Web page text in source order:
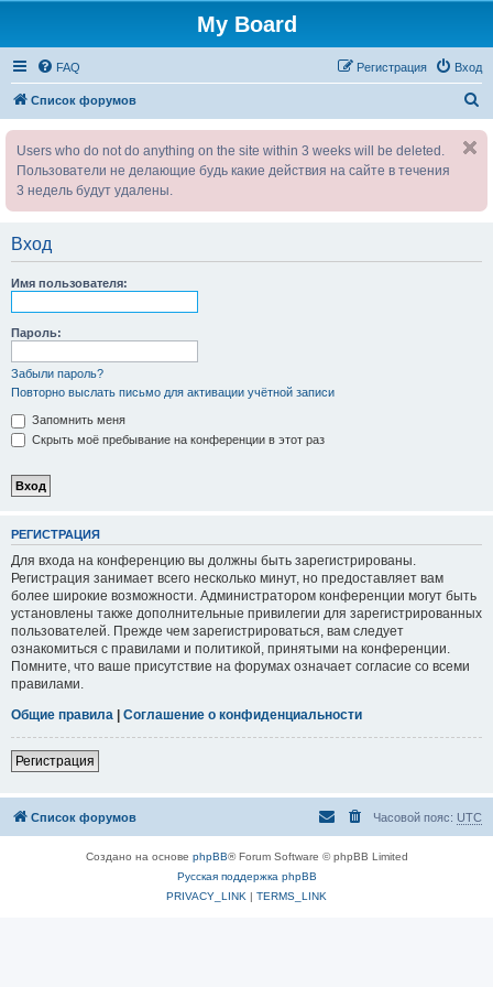
My Board
FAQ Вход
Регистрация
Список форумов
Users who do not do anything on the site within 3 weeks will be deleted.
Пользователи не делающие будь какие действия на сайте в течения
3 недель будут удалены.
Вход
Имя пользователя:
Пароль:
Забыли пароль?
Повторно выслать письмо для активации учётной записи
Запомнить меня
Скрыть моё пребывание на конференции в этот раз
РЕГИСТРАЦИЯ
Для входа на конференцию вы должны быть зарегистрированы.
Регистрация занимает всего несколько минут, но предоставляет вам
более широкие возможности. Администратором конференции могут быть
установлены также дополнительные привилегии для зарегистрированных
пользователей. Прежде чем зарегистрироваться, вам следует
ознакомиться с правилами и политикой, принятыми на конференции.
Помните, что ваше присутствие на форумах означает согласие со всеми
правилами.
Общие правила | Соглашение о конфиденциальности
Регистрация
Список форумов Часовой пояс: UTC
Создано на основе phpBB® Forum Software © phpBB Limited
Русская поддержка phpBB
PRIVACY_LINK | TERMS_LINK